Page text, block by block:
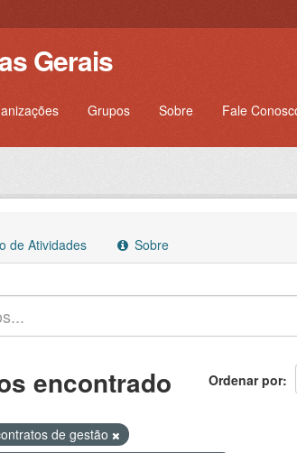
Gerais
Grupos Sobre Fale
de Atividades Sobre
Ordenar por
encontrado
de gestão